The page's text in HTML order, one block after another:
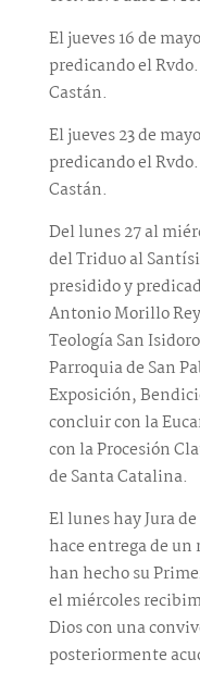
El jueves 16 de
predicando el
Castán.
El jueves 23 de
predicando el
Castán.
Del lunes 27 al
del Triduo al
presidido y
Antonio Morillo
Teología San
Parroquia de San
Exposición,
concluir con la
con la Procesión
de Santa Catalina.
El lunes hay Jura
hace entrega de un
han hecho su
el miércoles
Dios con una
posteriormente